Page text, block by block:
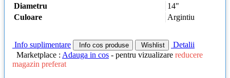
Diametru
14"
Culoare
Argintiu
Info suplimentare Info cos produse Wishlist
Detalii
Marketplace : Adauga in cos - pentru vizualizare reducere
magazin preferat